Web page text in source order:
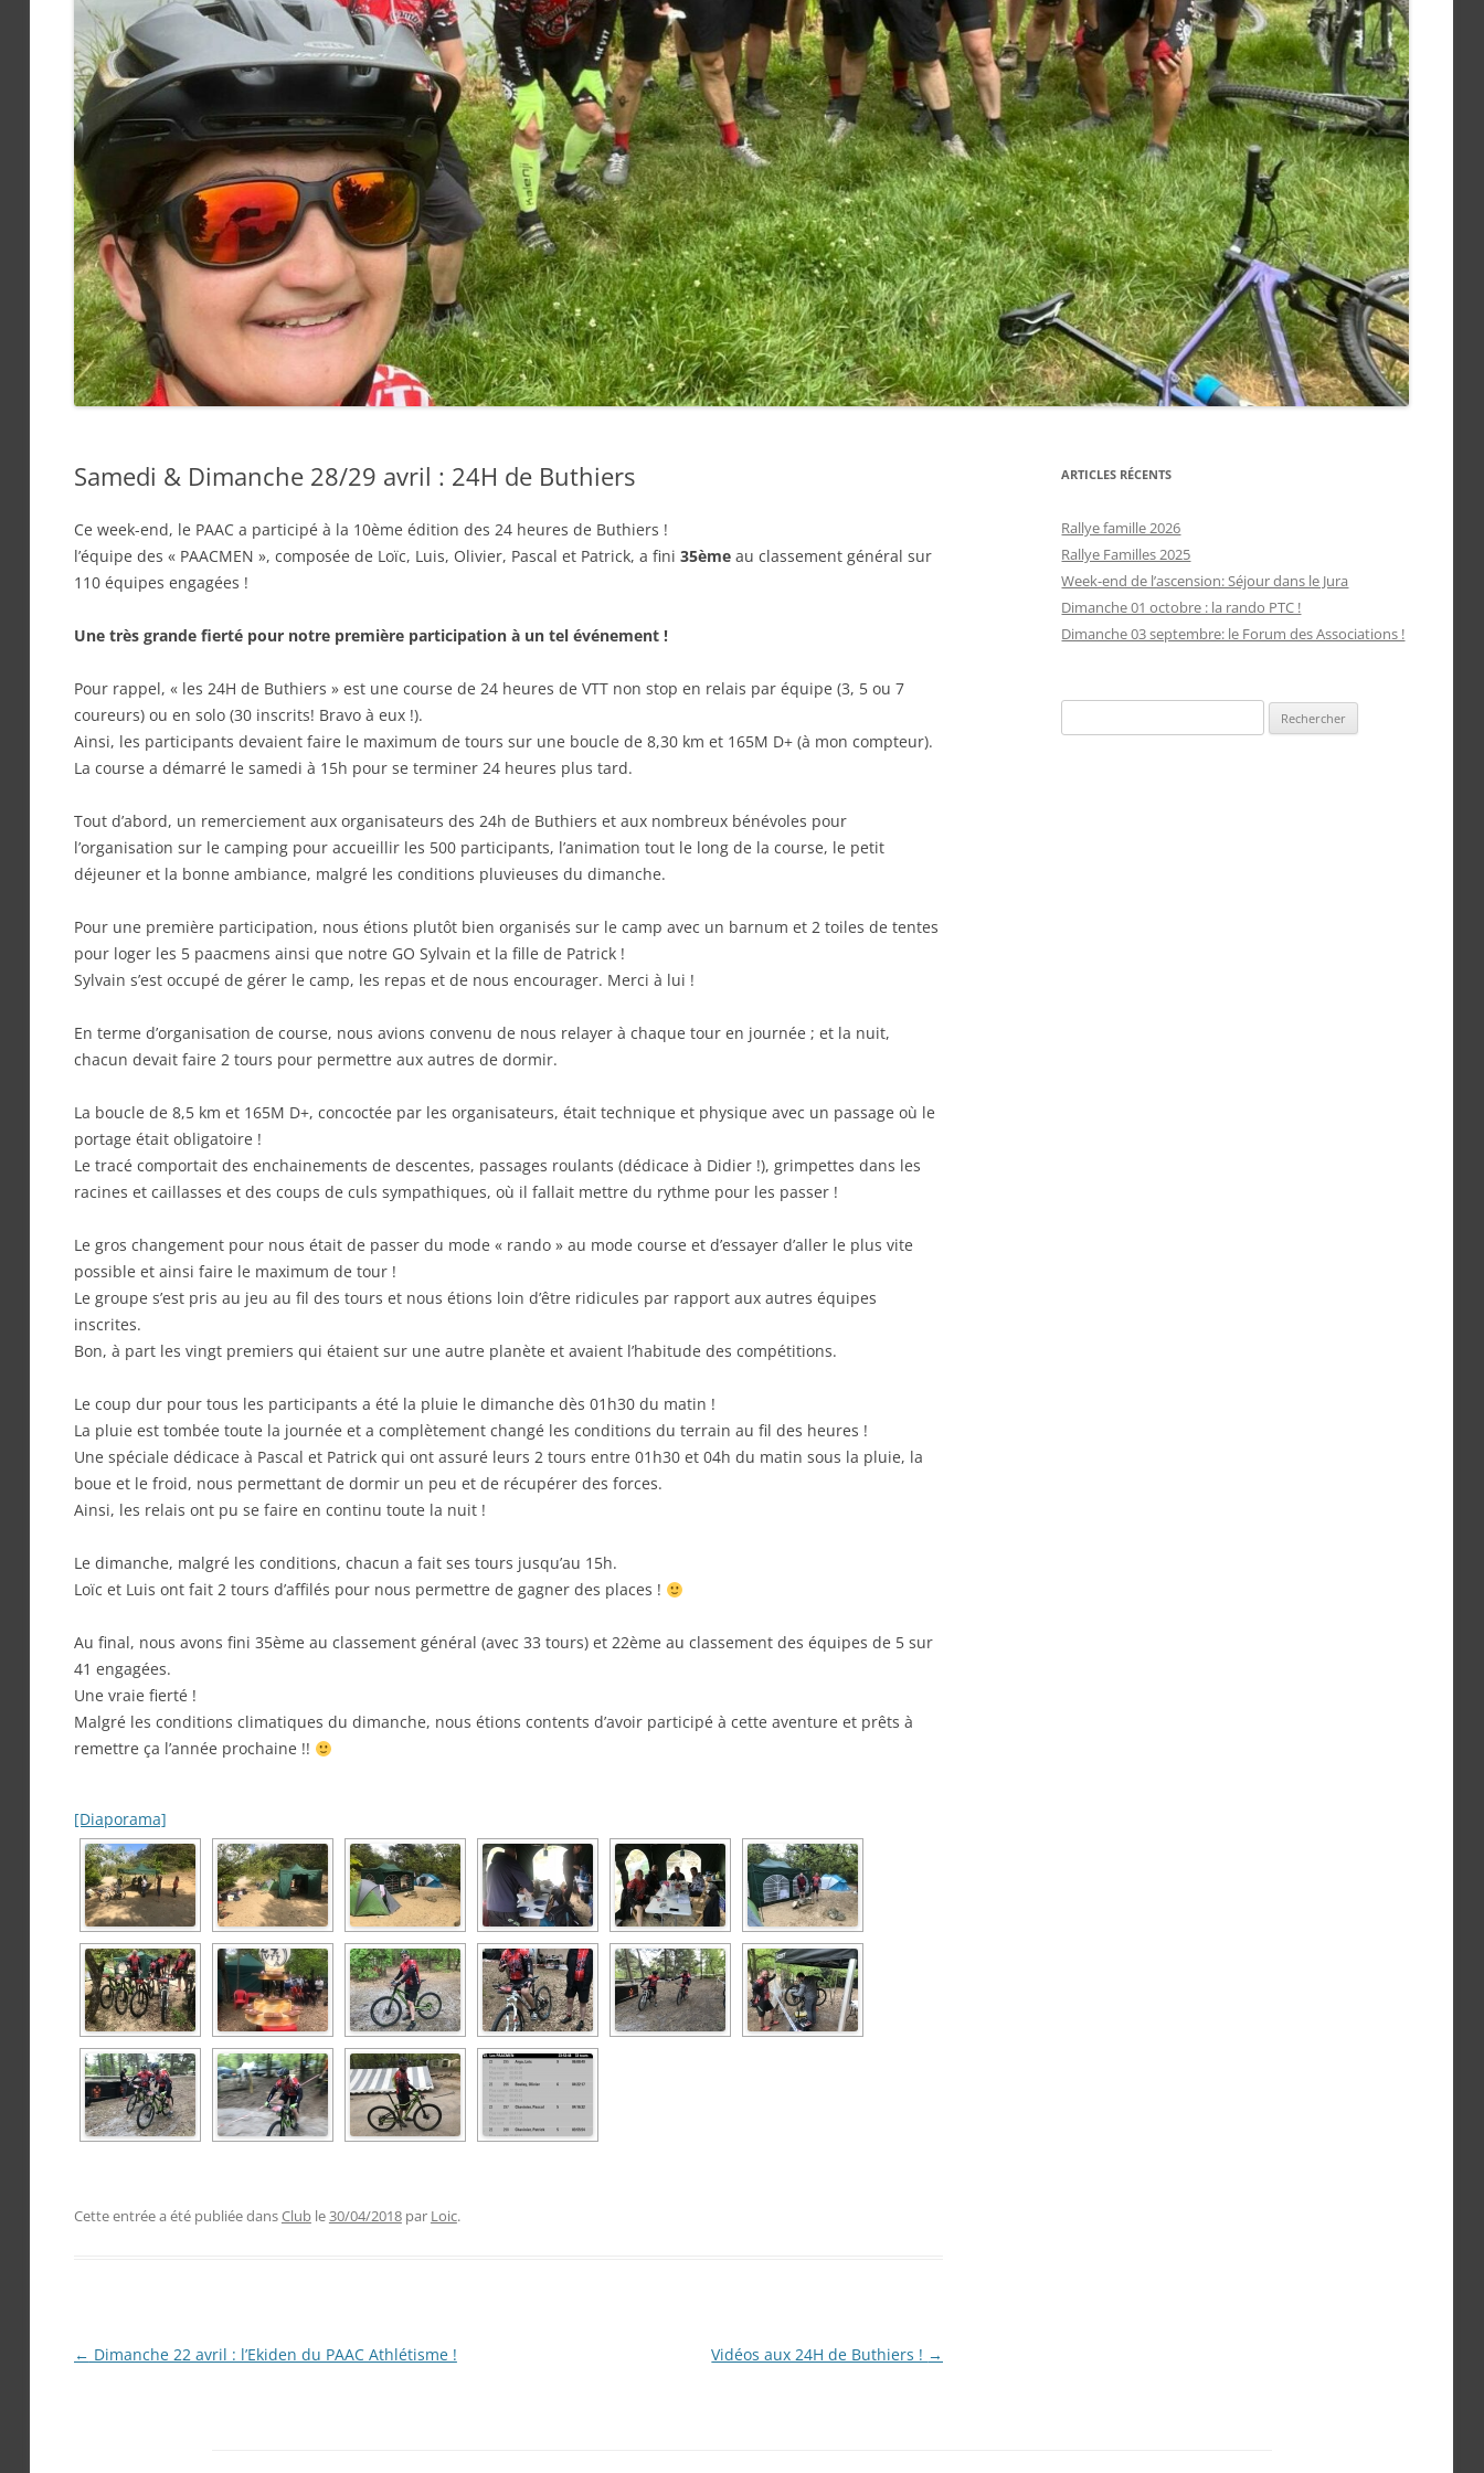
Samedi & Dimanche 28/29 avril : 24H de Buthiers
Ce week-end, le PAAC a participé à la 10ème édition des 24 heures de Buthiers !
l’équipe des « PAACMEN », composée de Loïc, Luis, Olivier, Pascal et Patrick, a fini 35èmeau classement général sur
110 équipes engagées !
Une très grande fierté pour notre première participation à un tel événement !
Pour rappel, « les 24H de Buthiers » est une course de 24 heures de VTT non stop en relais par équipe (3, 5 ou 7
coureurs) ou en solo (30 inscrits! Bravo à eux !).
Ainsi, les participants devaient faire le maximum de tours sur une boucle de 8,30 km et 165M D+ (à mon compteur).
La course a démarré le samedi à 15h pour se terminer 24 heures plus tard.
Tout d’abord, un remerciement aux organisateurs des 24h de Buthiers et aux nombreux bénévoles pour
l’organisation sur le camping pour accueillir les 500 participants, l’animation tout le long de la course, le petit
déjeuner et la bonne ambiance, malgré les conditions pluvieuses du dimanche.
Pour une première participation, nous étions plutôt bien organisés sur le camp avec un barnum et 2 toiles de tentes
pour loger les 5 paacmens ainsi que notre GO Sylvain et la fille de Patrick !
Sylvain s’est occupé de gérer le camp, les repas et de nous encourager. Merci à lui !
En terme d’organisation de course, nous avions convenu de nous relayer à chaque tour en journée ; et la nuit,
chacun devait faire 2 tours pour permettre aux autres de dormir.
La boucle de 8,5 km et 165M D+, concoctée par les organisateurs, était technique et physique avec un passage où le
portage était obligatoire !
Le tracé comportait des enchainements de descentes, passages roulants (dédicace à Didier !), grimpettes dans les
racines et caillasses et des coups de culs sympathiques, où il fallait mettre du rythme pour les passer !
Le gros changement pour nous était de passer du mode « rando » au mode course et d’essayer d’aller le plus vite
possible et ainsi faire le maximum de tour !
Le groupe s’est pris au jeu au fil des tours et nous étions loin d’être ridicules par rapport aux autres équipes
inscrites.
Bon, à part les vingt premiers qui étaient sur une autre planète et avaient l’habitude des compétitions.
Le coup dur pour tous les participants a été la pluie le dimanche dès 01h30 du matin !
La pluie est tombée toute la journée et a complètement changé les conditions du terrain au fil des heures !
Une spéciale dédicace à Pascal et Patrick qui ont assuré leurs 2 tours entre 01h30 et 04h du matin sous la pluie, la
boue et le froid, nous permettant de dormir un peu et de récupérer des forces.
Ainsi, les relais ont pu se faire en continu toute la nuit !
Le dimanche, malgré les conditions, chacun a fait ses tours jusqu’au 15h.
Loïc et Luis ont fait 2 tours d’affilés pour nous permettre de gagner des places !
Au final, nous avons fini 35ème au classement général (avec 33 tours) et 22ème au classement des équipes de 5 sur
41 engagées.
Une vraie fierté !
Malgré les conditions climatiques du dimanche, nous étions contents d’avoir participé à cette aventure et prêts à
remettre ça l’année prochaine !!
[Diaporama]
Cette entrée a été publiée dansCluble30/04/2018 par Loic.
Navigation
← Dimanche 22 avril : l’Ekiden du PAAC Athlétisme ! Vidéos aux 24H de Buthiers ! →
ARTICLES RÉCENTS
Rallye famille 2026
Rallye Familles 2025
Week-end de l’ascension: Séjour dans le Jura
Dimanche 01 octobre : la rando PTC !
Dimanche 03 septembre: le Forum des Associations !